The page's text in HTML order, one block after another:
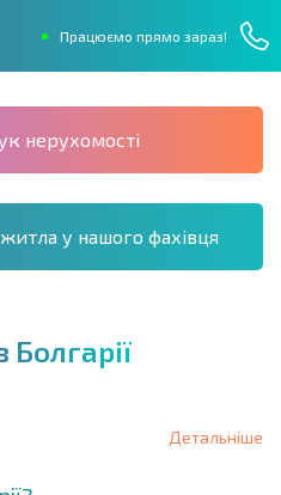
Працюємо прямо зараз!
нерухомості
у нашого фахівця
Болгарії
Детальніше